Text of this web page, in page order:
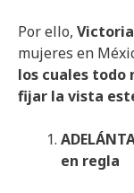
Por ello,
mujeres en
los cuales todo
fijar la vista
en regla